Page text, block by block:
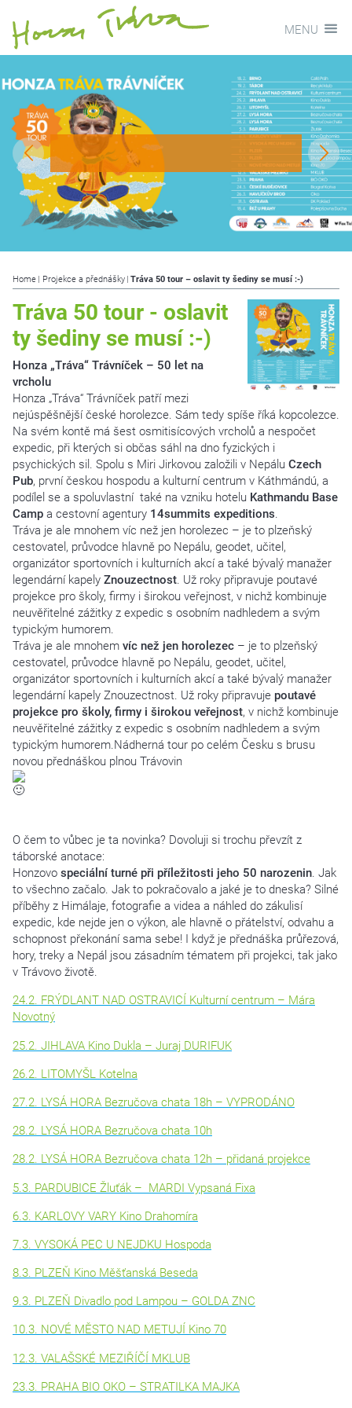
MENU
Home Projekce a přednášky Tráva 50 tour – oslavit ty šediny se musí :-)
Tráva 50 tour - oslavit
ty šediny se musí :-)
Honza „Tráva“ Trávníček – 50 let na
vrcholu
Honza „Tráva“ Trávníček patří mezi
nejúspěšnější české horolezce. Sám tedy spíše říká kopcolezce.
Na svém kontě má šest osmitisícových vrcholů a nespočet
expedic, při kterých si občas sáhl na dno fyzických i
psychických sil. Spolu s Miri Jirkovou založili v Nepálu Czech
Pub, první českou hospodu a kulturní centrum v Káthmándú, a
podílel se a spoluvlastní také na vzniku hotelu Kathmandu Base
Camp a cestovní agentury 14summits expeditions.
Tráva je ale mnohem víc než jen horolezec – je to plzeňský
cestovatel, průvodce hlavně po Nepálu, geodet, učitel,
organizátor sportovních i kulturních akcí a také bývalý manažer
legendární kapely Znouzectnost. Už roky připravuje poutavé
projekce pro školy, firmy i širokou veřejnost, v nichž kombinuje
neuvěřitelné zážitky z expedic s osobním nadhledem a svým
typickým humorem.
Tráva je ale mnohem víc než jen horolezec – je to plzeňský
cestovatel, průvodce hlavně po Nepálu, geodet, učitel,
organizátor sportovních i kulturních akcí a také bývalý manažer
legendární kapely Znouzectnost. Už roky připravuje poutavé
projekce pro školy, firmy i širokou veřejnost, v nichž kombinuje
neuvěřitelné zážitky z expedic s osobním nadhledem a svým
typickým humorem.Nádherná tour po celém Česku s brusu
novou přednáškou plnou Trávovin
O čem to vůbec je ta novinka? Dovoluji si trochu převzít z
táborské anotace:
Honzovo speciální turné při příležitosti jeho 50 narozenin. Jak
to všechno začalo. Jak to pokračovalo a jaké je to dneska? Silné
příběhy z Himálaje, fotografie a videa a náhled do zákulisí
expedic, kde nejde jen o výkon, ale hlavně o přátelství, odvahu a
schopnost překonání sama sebe! I když je přednáška průřezová,
hory, treky a Nepál jsou zásadním tématem při projekci, tak jako
v Trávovo životě.
24.2. FRÝDLANT NAD OSTRAVICÍ Kulturní centrum – Mára
Novotný
25.2. JIHLAVA Kino Dukla – Juraj DURIFUK
26.2. LITOMYŠL Kotelna
27.2. LYSÁ HORA Bezručova chata 18h – VYPRODÁNO
28.2. LYSÁ HORA Bezručova chata 10h
28.2. LYSÁ HORA Bezručova chata 12h – přidaná projekce
5.3. PARDUBICE Žluťák – MARDI Vypsaná Fixa
6.3. KARLOVY VARY Kino Drahomíra
7.3. VYSOKÁ PEC U NEJDKU Hospoda
8.3. PLZEŇ Kino Měšťanská Beseda
9.3. PLZEŇ Divadlo pod Lampou – GOLDA ZNC
10.3. NOVÉ MĚSTO NAD METUJÍ Kino 70
12.3. VALAŠSKÉ MEZIŘÍČÍ MKLUB
23.3. PRAHA BIO OKO – STRATILKA MAJKA